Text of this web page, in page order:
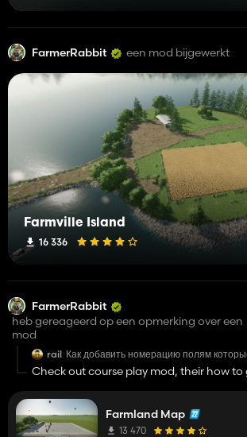
FarmerRabbit een mod bijgewerkt
Farmville Island
16 336
FarmerRabbit
heb gereageerd op een opmerking over een
mod
rail Как добавить номерацию полям
https://i.postimg.cc/fLt4ZD7r/
Screenshot-2024-08-13-21-10-33-
Check out course play mod, their how to
do with the map.
Farmland Map
13 470